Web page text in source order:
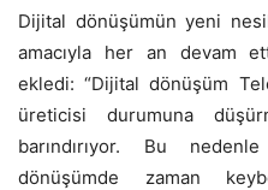
Dijital dönüşümün yeni
amacıyla her an devam
ekledi: “Dijital dönüşüm
üreticisi durumuna
barındırıyor. Bu
dönüşümde zaman